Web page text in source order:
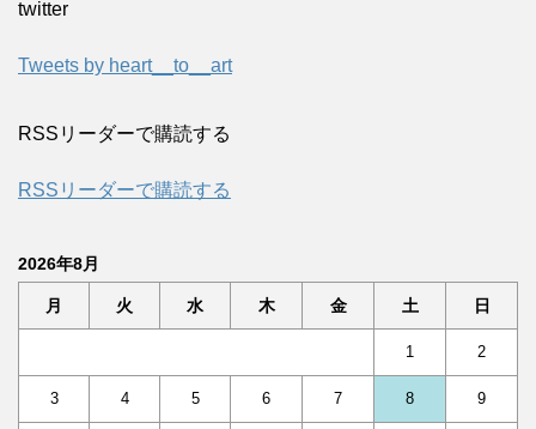
twitter
Tweets by heart__to__art
RSSリーダーで購読する
RSSリーダーで購読する
2026年8月
月 火 水 木 金 土 日
1 2
3 4 5 6 7 8 9